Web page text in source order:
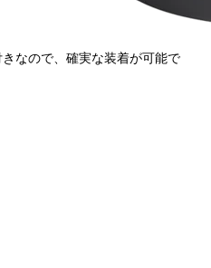
なので、確実な装着が可能で